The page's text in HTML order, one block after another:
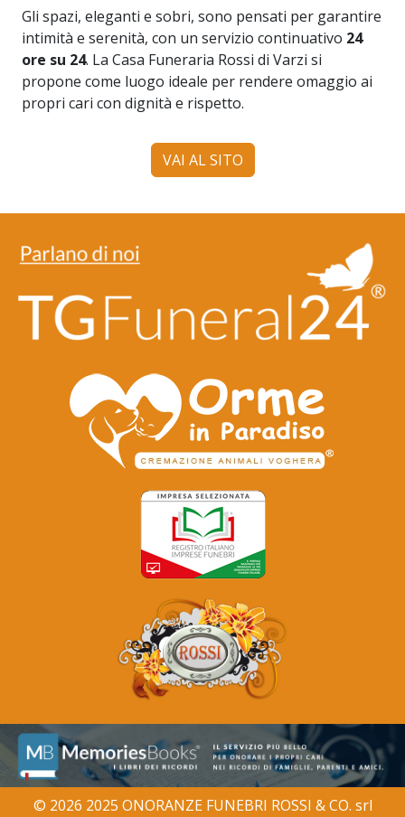
Gli spazi, eleganti e sobri, sono pensati per garantire
intimità e serenità, con un servizio continuativo 24
ore su 24. La Casa Funeraria Rossi di Varzi si
propone come luogo ideale per rendere omaggio ai
propri cari con dignità e rispetto.
VAI AL SITO
© 2026 2025 ONORANZE FUNEBRI ROSSI & CO. srl